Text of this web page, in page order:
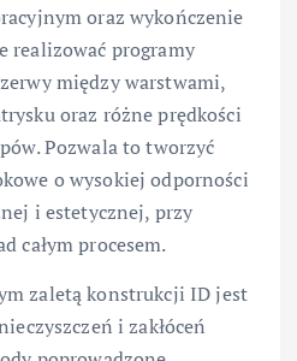
oraz wykończenie
realizować programy
między warstwami,
oraz różne prędkości
Pozwala to tworzyć
o wysokiej odporności
i estetycznej, przy
całym procesem.
zaletą konstrukcji ID jest
i zakłóceń